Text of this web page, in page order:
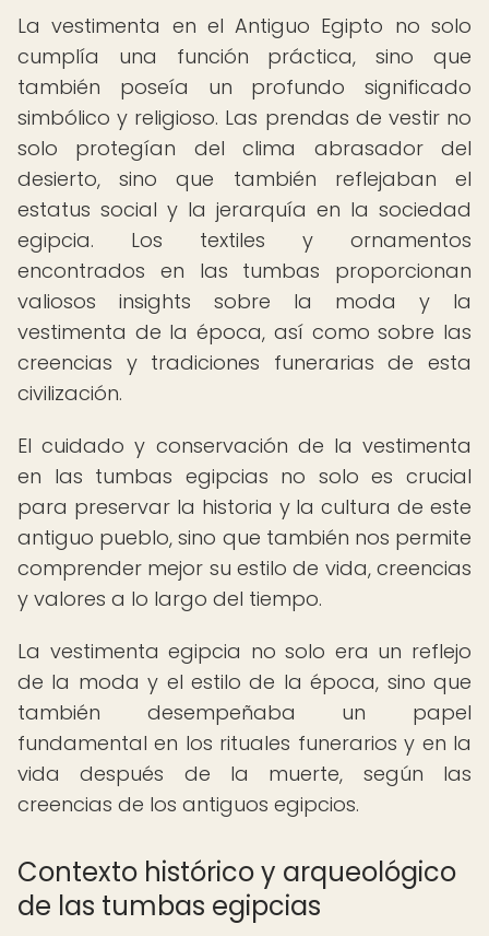
La vestimenta en el Antiguo Egipto no solo
cumplía una función práctica, sino que
también poseía un profundo significado
simbólico y religioso. Las prendas de vestir no
solo protegían del clima abrasador del
desierto, sino que también reflejaban el
estatus social y la jerarquía en la sociedad
egipcia. Los textiles y ornamentos
encontrados en las tumbas proporcionan
valiosos insights sobre la moda y la
vestimenta de la época, así como sobre las
creencias y tradiciones funerarias de esta
civilización.
El cuidado y conservación de la vestimenta
en las tumbas egipcias no solo es crucial
para preservar la historia y la cultura de este
antiguo pueblo, sino que también nos permite
comprender mejor su estilo de vida, creencias
y valores a lo largo del tiempo.
La vestimenta egipcia no solo era un reflejo
de la moda y el estilo de la época, sino que
también desempeñaba un papel
fundamental en los rituales funerarios y en la
vida después de la muerte, según las
creencias de los antiguos egipcios.
Contexto histórico y arqueológico
de las tumbas egipcias